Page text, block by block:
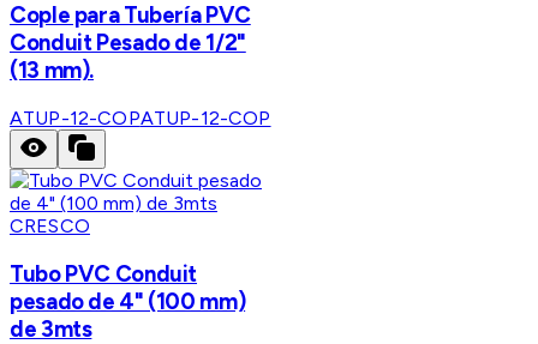
Cople para Tubería PVC
Conduit Pesado de 1/2"
(13 mm).
ATUP-12-COPATUP-12-COP
CRESCO
Tubo PVC Conduit
pesado de 4" (100 mm)
de 3mts